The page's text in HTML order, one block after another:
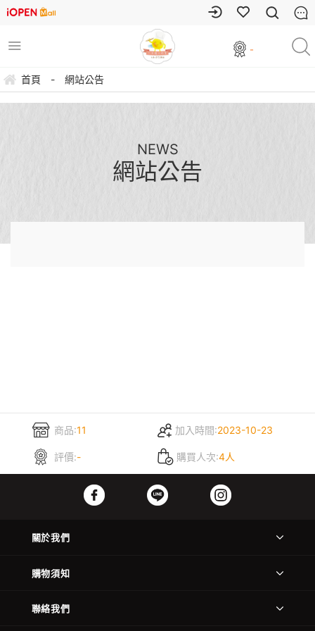
-
首頁 - 網站公告
NEWS
網站公告
商品:11 加入時間:2023-10-23
評價:- 購買人次:4人
關於我們
購物須知
聯絡我們